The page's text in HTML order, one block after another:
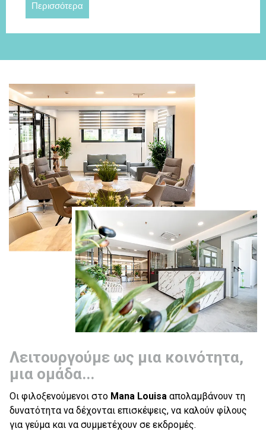
Περισσότερα
Λειτουργούμε ως μια κοινότητα,
μια ομάδα...
Οι φιλοξενούμενοι στο Mana Louisa απολαμβάνουν τη
δυνατότητα να δέχονται επισκέψεις, να καλούν φίλους
για γεύμα και να συμμετέχουν σε εκδρομές.